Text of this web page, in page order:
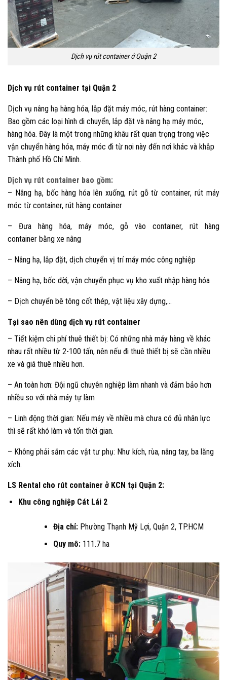
Dịch vụ rút container ở Quận 2
Dịch vụ rút container tại Quận 2
Dịch vụ nâng hạ hàng hóa, lắp đặt máy móc, rút hàng container:
Bao gồm các loại hình di chuyển, lắp đặt và nâng hạ máy móc,
hàng hóa. Đây là một trong những khâu rất quan trọng trong việc
vận chuyển hàng hóa, máy móc đi từ nơi này đến nơi khác và khắp
Thành phố Hồ Chí Minh.
Dịch vụ rút container bao gồm:
– Nâng hạ, bốc hàng hóa lên xuống, rút gỗ từ container, rút máy
móc từ container, rút hàng container
– Đưa hàng hóa, máy móc, gỗ vào container, rút hàng
container bằng xe nâng
– Nâng hạ, lắp đặt, dịch chuyển vị trí máy móc công nghiệp
– Nâng hạ, bốc dời, vận chuyển phục vụ kho xuất nhập hàng hóa
– Dịch chuyển bê tông cốt thép, vật liệu xây dựng,…
Tại sao nên dùng dịch vụ rút container
– Tiết kiệm chi phí thuê thiết bị: Có những nhà máy hàng về khác
nhau rất nhiều từ 2-100 tấn, nên nếu đi thuê thiết bị sẽ cần nhiều
xe và giá thuê nhiều hơn.
– An toàn hơn: Đội ngũ chuyên nghiệp làm nhanh và đảm bảo hơn
nhiều so với nhà máy tự làm
– Linh động thời gian: Nếu máy về nhiều mà chưa có đủ nhân lực
thì sẽ rất khó làm và tốn thời gian.
– Không phải sắm các vật tư phụ: Như kích, rùa, nâng tay, ba lăng
xích.
LS Rental cho rút container ở KCN tại Quận 2:
Khu công nghiệp Cát Lái 2
Địa chỉ:Phường Thạnh Mỹ Lợi, Quận 2, TP.HCM
Quy mô:111.7 ha